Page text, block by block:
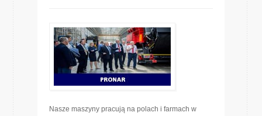
Nasze maszyny pracują na polach i farmach w